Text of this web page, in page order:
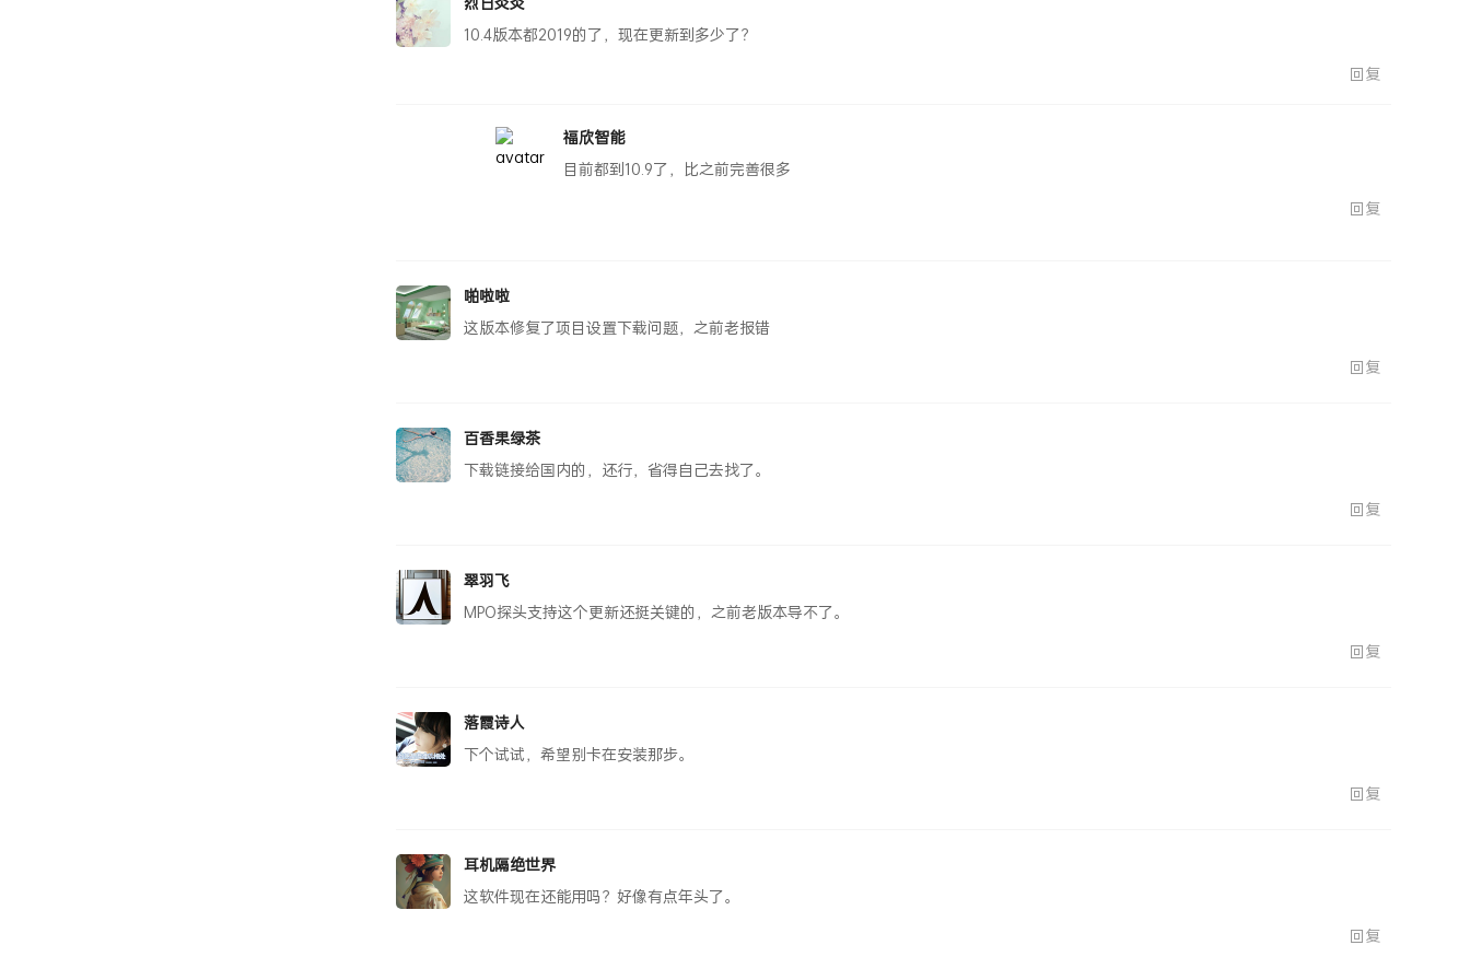
10.4版本都2019的了，现在更新到多少了？
回复
福欣智能
目前都到10.9了，比之前完善很多
回复
啪啦啦
这版本修复了项目设置下载问题，之前老报错
回复
百香果绿茶
下载链接给国内的，还行，省得自己去找了。
回复
翠羽飞
MPO探头支持这个更新还挺关键的，之前老版本导不了。
回复
落霞诗人
下个试试，希望别卡在安装那步。
回复
耳机隔绝世界
这软件现在还能用吗？好像有点年头了。
回复